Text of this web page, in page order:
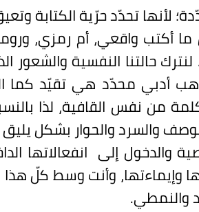
لأنها تحدّد حرّية الكتابة
أكتب واقعي، أم رمزي،
لنترك حالتنا النفسية
أدبي محدّد هي تقيّد كما
من نفس القافية، لذا
والسرد والحوار بشكل
والدخول إلى انفعالاتها
وإيماءتها، وأنت وسط كلّ
والنمطي.